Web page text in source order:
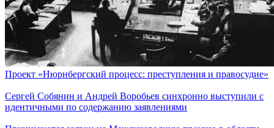
Проект «Нюрнбергский процесс: преступления и правосудие»
Сергей Собянин и Андрей Воробьев синхронно выступили с
идентичными по содержанию заявлениями